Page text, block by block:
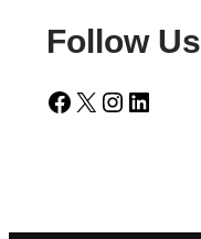
Follow Us
Facebook X Instagram LinkedIn